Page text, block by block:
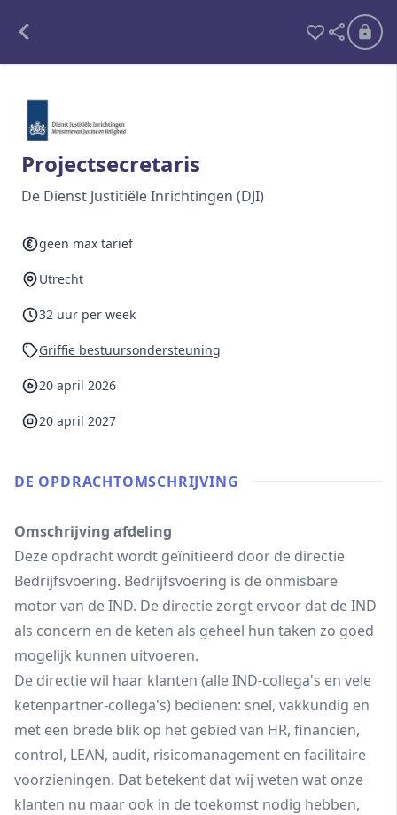
Freelance
Detachering
Interim opdrachten statistiek
Ben je al lid?
Projectsecretaris
De Dienst Justitiële Inrichtingen (DJI)
geen max tarief
Utrecht
32 uur per week
Griffie bestuursondersteuning
20 april 2026
20 april 2027
DE OPDRACHT­OMSCHRIJVING
Omschrijving afdeling
Deze opdracht wordt geïnitieerd door de directie
Bedrijfsvoering. Bedrijfsvoering is de onmisbare
motor van de IND. De directie zorgt ervoor dat de IND
als concern en de keten als geheel hun taken zo goed
mogelijk kunnen uitvoeren.
De directie wil haar klanten (alle IND-collega's en vele
ketenpartner-collega's) bedienen: snel, vakkundig en
met een brede blik op het gebied van HR, financiën,
control, LEAN, audit, risicomanagement en facilitaire
voorzieningen. Dat betekent dat wij weten wat onze
klanten nu maar ook in de toekomst nodig hebben,